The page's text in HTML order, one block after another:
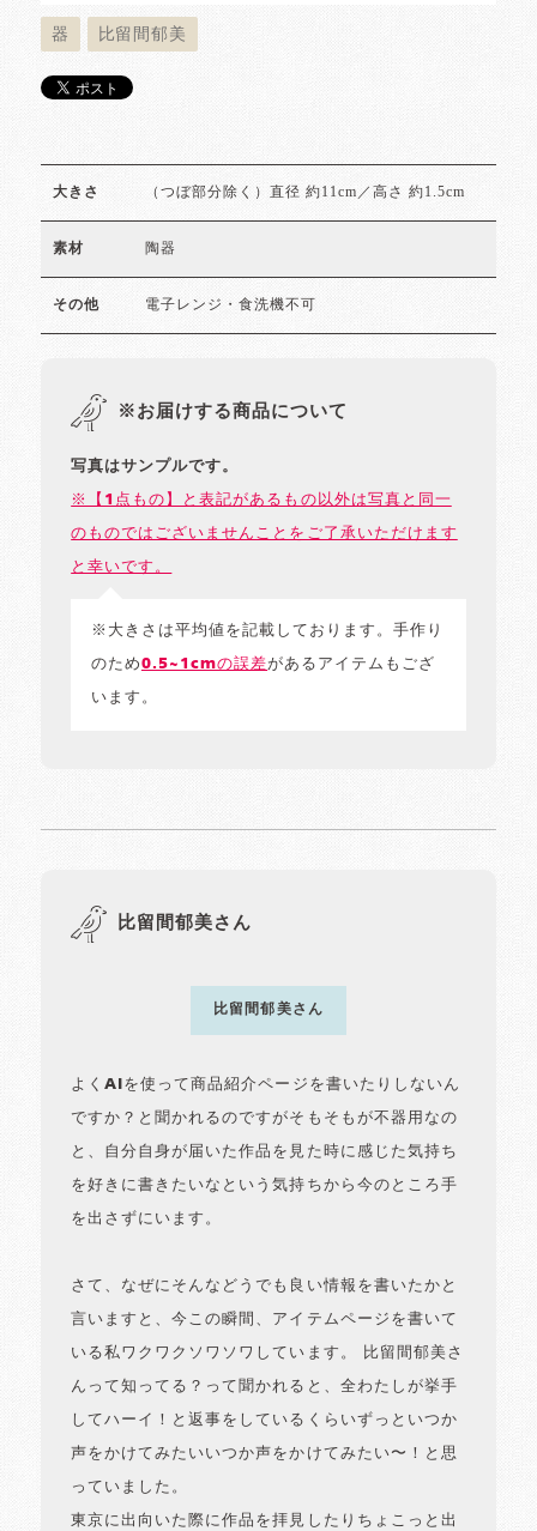
器 比留間郁美
大きさ （つぼ部分除く）直径 約11cm／高さ 約1.5cm
素材 陶器
その他 電子レンジ・食洗機不可
※お届けする商品について
写真はサンプルです。
※【1点もの】と表記があるもの以外は写真と同一
のものではございませんことをご了承いただけます
と幸いです。
※大きさは平均値を記載しております。手作り
のため0.5~1cmの誤差があるアイテムもござ
います。
比留間郁美さん
比留間郁美さん
よくAIを使って商品紹介ページを書いたりしないん
ですか？と聞かれるのですがそもそもが不器用なの
と、自分自身が届いた作品を見た時に感じた気持ち
を好きに書きたいなという気持ちから今のところ手
を出さずにいます。
さて、なぜにそんなどうでも良い情報を書いたかと
言いますと、今この瞬間、アイテムページを書いて
いる私ワクワクソワソワしています。 比留間郁美さ
んって知ってる？って聞かれると、全わたしが挙手
してハーイ！と返事をしているくらいずっといつか
声をかけてみたいいつか声をかけてみたい〜！と思
っていました。
東京に出向いた際に作品を拝見したりちょこっと出